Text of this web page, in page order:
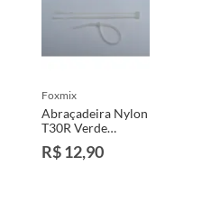
foxmix
Abraçadeira Nylon
T30R Verde
3,5X150mm
Embalagem Com
R$ 12,90